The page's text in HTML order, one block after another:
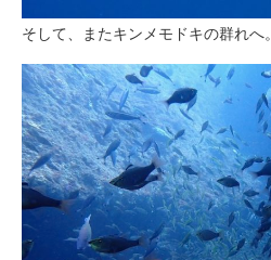
そして、またキンメモドキの群れへ。